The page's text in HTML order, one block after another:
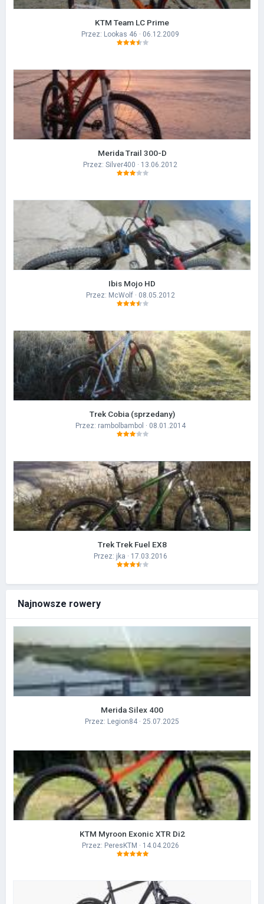
KTM Team LC Prime
Przez: Lookas 46 · 06.12.2009
Merida Trail 300-D
Przez: Silver400 · 13.06.2012
Ibis Mojo HD
Przez: McWolf· 08.05.2012
Trek Cobia (sprzedany)
Przez: rambolbambol · 08.01.2014
Trek Trek Fuel EX8
Przez: jka · 17.03.2016
Najnowsze rowery
Merida Silex 400
Przez: Legion84 · 25.07.2025
KTM Myroon Exonic XTR Di2
Przez: PeresKTM · 14.04.2026